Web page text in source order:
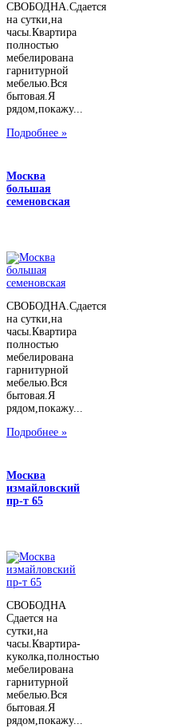
СВОБОДНА.Сдается
на сутки,на
часы.Квартира
полностью
мебелирована
гарнитурной
мебелью.Вся
бытовая.Я
рядом,покажу...
Подробнее »
Москва
большая
семеновская
СВОБОДНА.Сдается
на сутки,на
часы.Квартира
полностью
мебелирована
гарнитурной
мебелью.Вся
бытовая.Я
рядом,покажу...
Подробнее »
Москва
измайловский
пр-т 65
СВОБОДНА
Сдается на
сутки,на
часы.Квартира-
куколка,полностью
мебелирована
гарнитурной
мебелью.Вся
бытовая.Я
рядом,покажу...